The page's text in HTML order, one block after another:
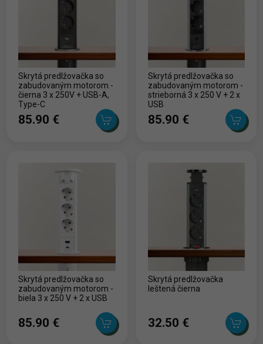
Skrytá predlžovačka so
zabudovaným motorom -
čierna 3 x 250V + USB-A,
Type-C
85.90 ‎€
Skrytá predlžovačka so
zabudovaným motorom -
strieborná 3 x 250 V + 2 x
USB
85.90 ‎€
Skrytá predlžovačka so
zabudovaným motorom -
biela 3 x 250 V + 2 x USB
85.90 ‎€
Skrytá predlžovačka
leštená čierna
32.50 ‎€